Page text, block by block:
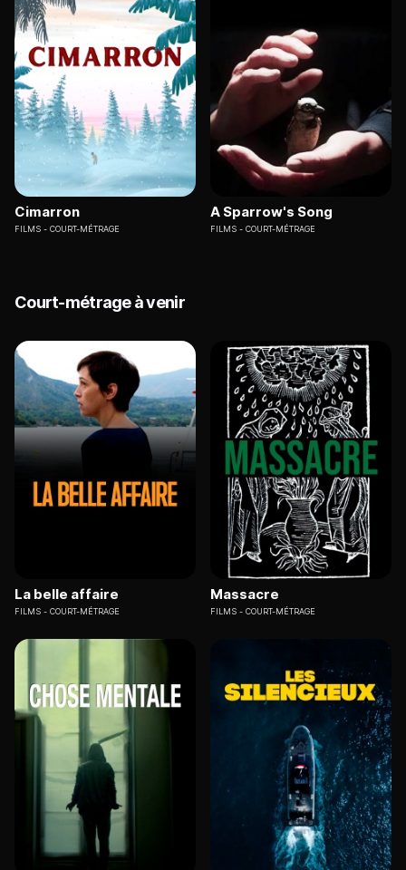
Cimarron
FILMS COURT-MÉTRAGE
A Sparrow's Song
FILMS COURT-MÉTRAGE
Court-métrage à venir
La belle affaire
FILMS COURT-MÉTRAGE
Massacre
FILMS COURT-MÉTRAGE